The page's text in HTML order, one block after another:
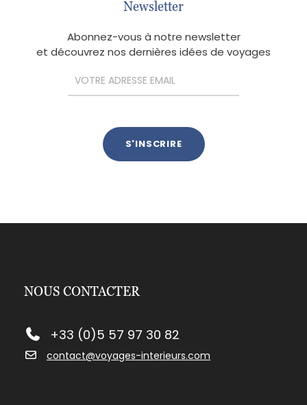
Newsletter
Abonnez-vous à notre newsletter
et découvrez nos dernières idées de voyages
NOUS CONTACTER
+33 (0)5 57 97 30 82
contact@voyages-interieurs.com